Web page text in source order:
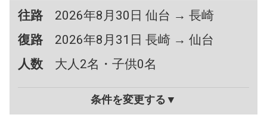
往路
2026年8月30日 仙台 → 長崎
復路
2026年8月31日 長崎 → 仙台
人数
大人2名・子供0名
条件を変更する▼